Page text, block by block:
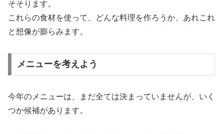
そそります。
これらの食材を使って、どんな料理を作ろうか、あれこれ
と想像が膨らみます。
メニューを考えよう
今年のメニューは、まだ全ては決まっていませんが、いく
つか候補があります。